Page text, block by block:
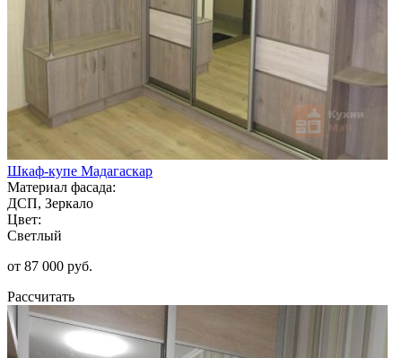
Шкаф-купе Мадагаскар
Материал фасада:
ДСП, Зеркало
Цвет:
Светлый
от 87 000 руб.
Рассчитать